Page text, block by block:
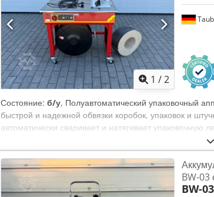
1 /2
Состояние: б/у, Полуавтоматический упаковочный
быстрой и надежной обвязки коробок, упаковок и
автоматически сваривает и натягивает упаковочную
отделах отгрузки, на складах и в зонах упаковки,
Rvsmhsrf - Ширина ленты: 6–13 мм - Размер стола:
мм - Подключение к электросети: 230 В - Стоимость
BW-03
BW-03